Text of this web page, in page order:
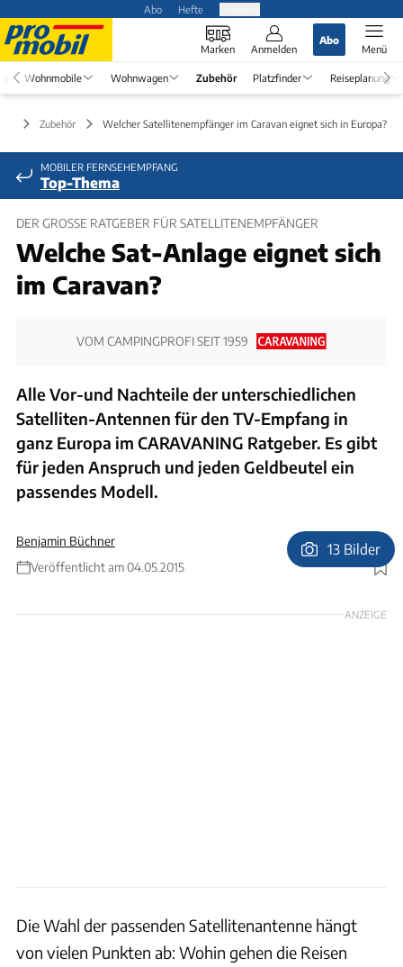
Abo Hefte
Marken Anmelden
Abo
Menü
Wohnmobile Wohnwagen Zubehör Platzfinder Reiseplanung
Zubehör Welcher Satellitenempfänger im Caravan eignet sich in Europa?
MOBILER FERNSEHEMPFANG
Top-Thema
DER GROSSE RATGEBER FÜR SATELLITENEMPFÄNGER
Welche Sat-Anlage eignet sich
im Caravan?
VOM CAMPINGPROFI SEIT 1959
Alle Vor-und Nachteile der unterschiedlichen
Satelliten-Antennen für den TV-Empfang in
ganz Europa im CARAVANING Ratgeber. Es gibt
für jeden Anspruch und jeden Geldbeutel ein
passendes Modell.
Benjamin Büchner
Veröffentlicht am 04.05.2015
Foto: I. Pompe, Maxview, Ten Haaft, Teleco
13 Bilder
ANZEIGE
Die Wahl der passenden Satellitenanten­ne hängt
von vielen Punkten ab: Wohin gehen die Reisen